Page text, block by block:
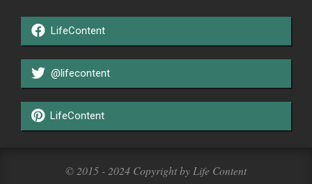
LifeContent
@lifecontent
LifeContent
© 2015 - 2024 Copyright by Life Content